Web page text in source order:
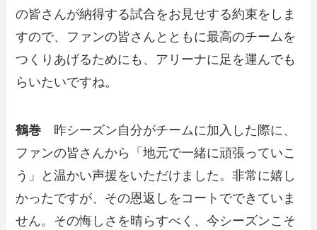
の皆さんが納得する試合をお見せする約束をしま
すので、ファンの皆さんとともに最高のチームを
つくりあげるためにも、アリーナに足を運んでも
らいたいですね。
鶴巻 昨シーズン自分がチームに加入した際に、
ファンの皆さんから「地元で一緒に頑張っていこ
う」と温かい声援をいただけました。非常に嬉し
かったですが、その恩返しをコートでできていま
せん。その悔しさを晴らすべく、今シーズンこそ